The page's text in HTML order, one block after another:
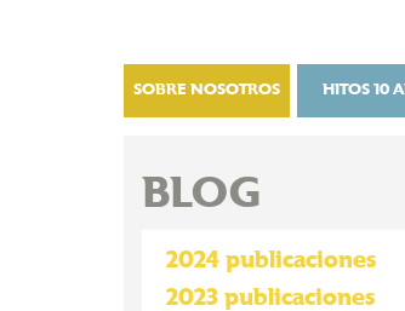
SOBRE NOSOTROS HITOS 10
BLOG
2024 publicaciones
2023 publicaciones